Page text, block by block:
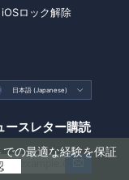
の最適な経験を保証
iOSロック解除
日本語 (Japanese) 
ースレター購読